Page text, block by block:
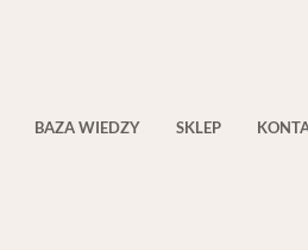
BAZA WIEDZY SKLEP